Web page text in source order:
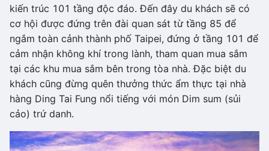
kiến trúc 101 tầng độc đáo. Đến đây du khách sẽ có
cơ hội được đứng trên đài quan sát từ tầng 85 để
ngắm toàn cảnh thành phố Taipei, đứng ở tầng 101 để
cảm nhận không khí trong lành, tham quan mua sắm
tại các khu mua sắm bên trong tòa nhà. Đặc biệt du
khách cũng đừng quên thưởng thức ẩm thực tại nhà
hàng Ding Tai Fung nổi tiếng với món Dim sum (sủi
cảo) trứ danh.